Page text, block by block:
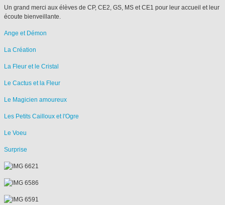
Un grand merci aux élèves de CP, CE2, GS, MS et CE1 pour leur accueil et leur
écoute bienveillante.
Ange et Démon
La Création
La Fleur et le Cristal
Le Cactus et la Fleur
Le Magicien amoureux
Les Petits Cailloux et l'Ogre
Le Voeu
Surprise